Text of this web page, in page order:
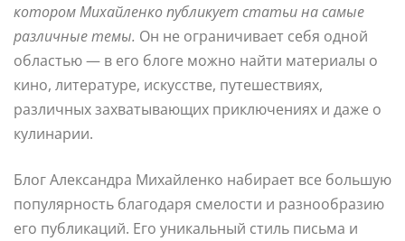
котором Михайленко публикует статьи на самые
различные темы. Он не ограничивает себя одной
областью — в его блоге можно найти материалы о
кино, литературе, искусстве, путешествиях,
различных захватывающих приключениях и даже о
кулинарии.
Блог Александра Михайленко набирает все большую
популярность благодаря смелости и разнообразию
его публикаций. Его уникальный стиль письма и